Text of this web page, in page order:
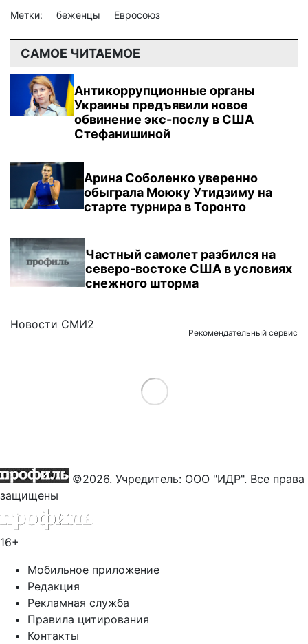
Метки: беженцы Евросоюз
САМОЕ ЧИТАЕМОЕ
Антикоррупционные органы
Украины предъявили новое
обвинение экс-послу в США
Стефанишиной
Арина Соболенко уверенно
обыграла Моюку Утидзиму на
старте турнира в Торонто
Частный самолет разбился на
северо-востоке США в условиях
снежного шторма
Новости СМИ2
Рекомендательный сервис
Load More
©2026. Учредитель: ООО "ИДР". Все права
защищены
16+
Мобильное приложение
Редакция
Рекламная служба
Правила цитирования
Контакты